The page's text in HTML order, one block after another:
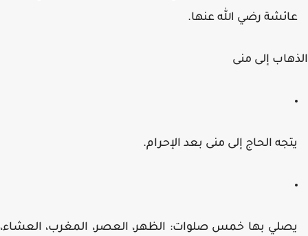
رضي الله عنها.
إلى منى
الحاج إلى منى بعد الإحرام.
بها خمس صلوات: الظهر، العصر، المغرب، العشاء،